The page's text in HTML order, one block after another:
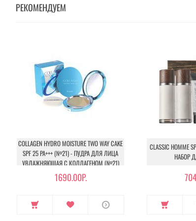
РЕКОМЕНДУЕМ
COLLAGEN HYDRO MOISTURE TWO WAY CAKE
SPF 25 PA+++ (№21) - ПУДРА ДЛЯ ЛИЦА
УВЛАЖНЯЮЩАЯ С КОЛЛАГЕНОМ (№21)
1690.00Р.
CLASSIC HOMME
НАБОР